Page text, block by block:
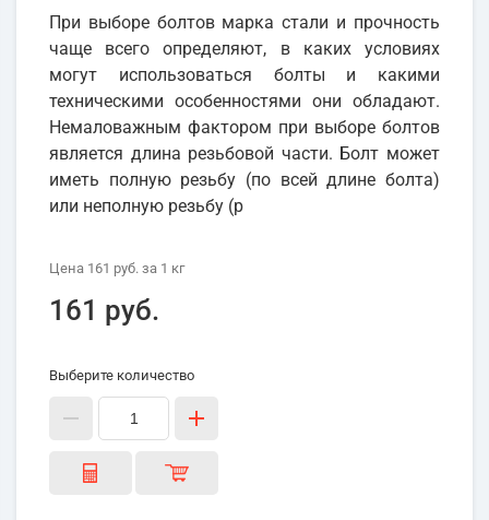
При выборе болтов марка стали и прочность
чаще всего определяют, в каких условиях
могут использоваться болты и какими
техническими особенностями они обладают.
Немаловажным фактором при выборе болтов
является длина резьбовой части. Болт может
иметь полную резьбу (по всей длине болта)
или неполную резьбу (р
Цена 161 руб. за 1 кг
161 руб.
Выберите количество